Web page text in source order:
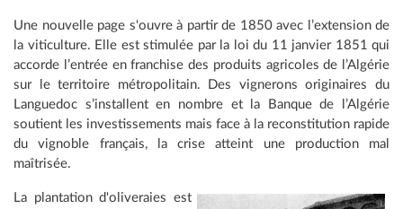
Une nouvelle page s'ouvre à partir de 1850 avec l’extension de
la viticulture. Elle est stimulée par la loi du 11 janvier 1851 qui
accorde l’entrée en franchise des produits agricoles de l’Algérie
sur le territoire métropolitain. Des vignerons originaires du
Languedoc s’installent en nombre et la Banque de l’Algérie
soutient les investissements mais face à la reconstitution rapide
du vignoble français, la crise atteint une production mal
maîtrisée.
La plantation d'oliveraies est